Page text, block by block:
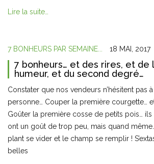
Lire la suite…
7 BONHEURS PAR SEMAINE... 18 MAI, 2017
7 bonheurs… et des rires, et de
humeur, et du second degré…
Constater que nos vendeurs n’hésitent pas
personne… Couper la première courgette…
Goûter la première cosse de petits pois…
ont un goût de trop peu, mais quand
plant se vider et le champ se remplir !
belles